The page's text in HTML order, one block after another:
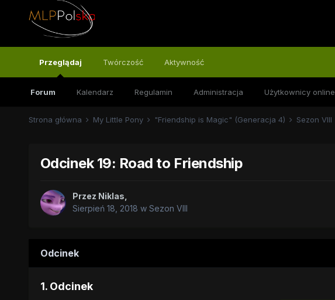
Przeglądaj
Forum Kalendarz Regulamin Administracja Użytkownicy online
Twórczość Aktywność
Strona główna My Little Pony "Friendship is Magic" (Generacja 4) Sezon VIII
Odcinek 19: Road to Friendship
Przez Niklas
Sierpień 18, 2018 w Sezon VIII
Odcinek
1. Odcinek